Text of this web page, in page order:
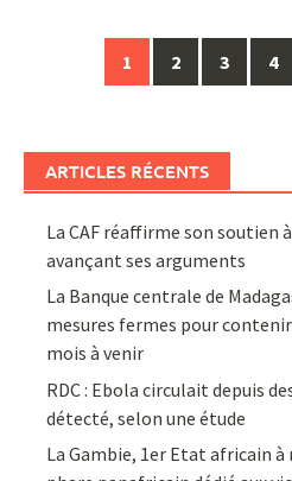
navigation
1 2 3 4
ARTICLES RÉCENTS
La CAF réaffirme son soutien
avançant ses arguments
La Banque centrale de
mesures fermes pour
mois à venir
RDC : Ebola circulait depuis
détecté, selon une étude
La Gambie, 1er Etat africain